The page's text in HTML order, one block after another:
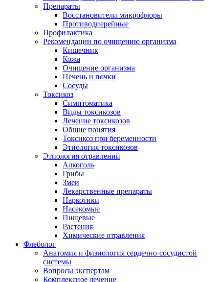
Препараты
Восстановители микрофлоры
Противодиерейные
Профилактика
Рекомендации по очищению организма
Кишечник
Кожа
Очищение организма
Печень и почки
Сосуды
Токсикоз
Cимптоматика
Виды токсикозов
Лечение токсикозов
Общие понятия
Токсикоз при беременности
Этиология токсикозов
Этиология отравлений
Алкоголь
Грибы
Змеи
Лекарственные препараты
Наркотики
Насекомые
Пищевые
Растения
Химические отравления
Флеболог
Анатомия и физиология сердечно-сосудистой
системы
Вопросы экспертам
Комплексное лечение